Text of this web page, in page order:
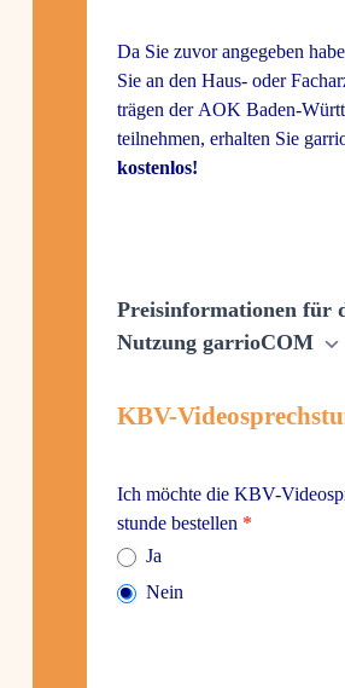
Da Sie zuvor ange­geben
Sie an den Haus- oder
trägen der AOK Baden-
teil­nehmen, erhalten Sie
kostenlos!
Preis­in­for­ma­tionen für
Nutzung garrioCOM
KBV-
Ich möchte die KBV-
stunde bestellen *
Ja
Nein